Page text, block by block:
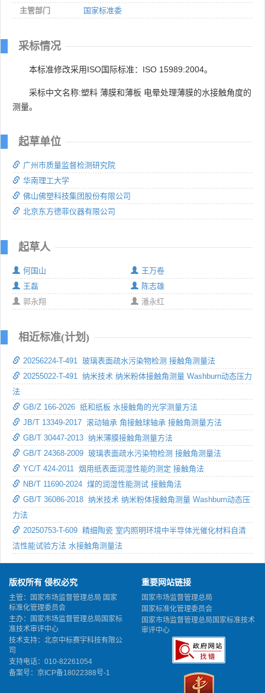
主管部门
国家标准委
采标情况
本标准修改采用ISO国际标准：ISO 15989:2004。
采标中文名称:塑料 薄膜和薄板 电晕处理薄膜的水接触角度的
测量。
起草单位
广州市质量监督检测研究院
华南理工大学
佛山佛塑科技集团股份有限公司
北京东方德菲仪器有限公司
起草人
何国山
王万卷
王磊
陈志雄
郭永翔
潘永红
相近标准(计划)
20256224-T-491 玻璃表面疏水污染物检测 接触角测量法
20255022-T-491 纳米技术 纳米粉体接触角测量 Washburn动态压力
法
GB/Z 166-2026 纸和纸板 水接触角的光学测量方法
JB/T 13349-2017 滚动轴承 角接触球轴承 接触角测量方法
GB/T 30447-2013 纳米薄膜接触角测量方法
GB/T 24368-2009 玻璃表面疏水污染物检测 接触角测量法
YC/T 424-2011 烟用纸表面润湿性能的测定 接触角法
NB/T 11690-2024 煤的润湿性能测试 接触角法
GB/T 36086-2018 纳米技术 纳米粉体接触角测量 Washburn动态压
力法
20250753-T-609 精细陶瓷 室内照明环境中半导体光催化材料自清
洁性能试验方法 水接触角测量法
版权所有 侵权必究
主管：国家市场监督管理总局 国家
标准化管理委员会
主办：国家市场监督管理总局国家标
准技术审评中心
技术支持：北京中标赛宇科技有限公
司
支持电话：010-82261054
备案号： 京ICP备18022388号-1
重要网站链接
国家市场监督管理总局
国家标准化管理委员会
国家市场监督管理总局国家标准技术
审评中心